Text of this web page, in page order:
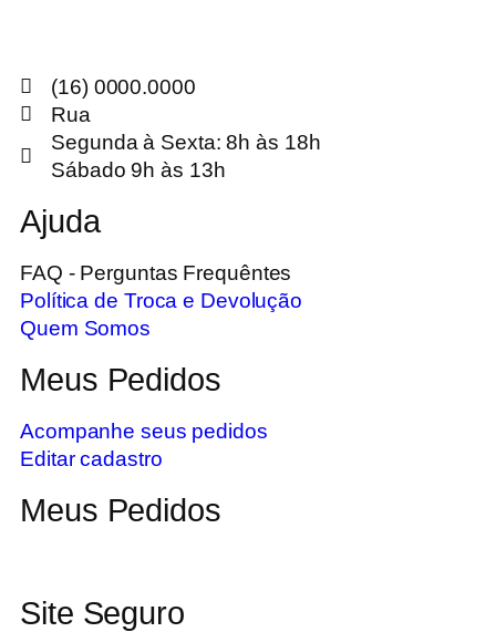
(16) 0000.0000
Rua
Segunda à Sexta: 8h às 18h
Sábado 9h às 13h
Ajuda
FAQ - Perguntas Frequêntes
Política de Troca e Devolução
Quem Somos
Meus Pedidos
Acompanhe seus pedidos
Editar cadastro
Meus Pedidos
Site Seguro